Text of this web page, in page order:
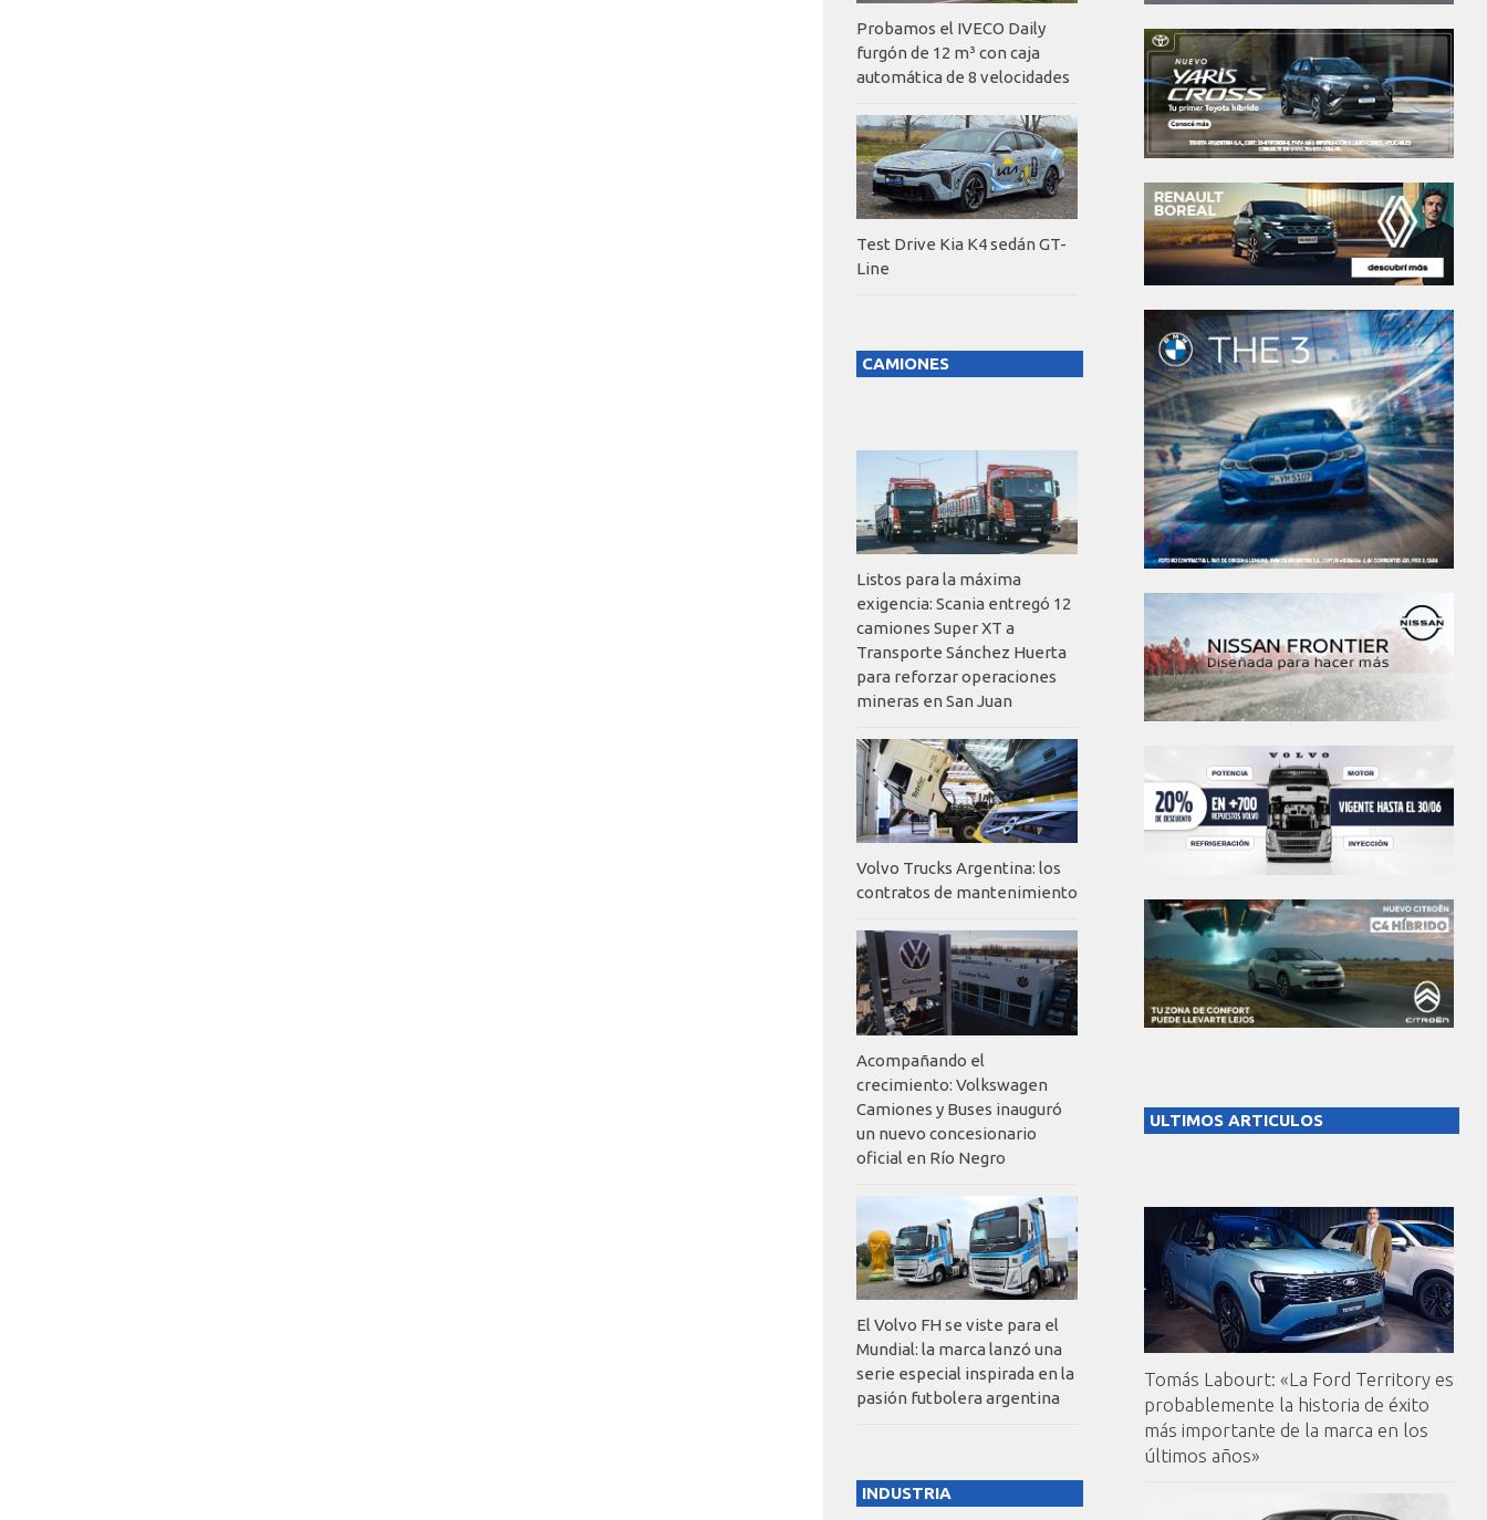
ULTIMOS ARTICULOS
Tomás Labourt: «La Ford Territory es
probablemente la historia de éxito
más importante de la marca en los
últimos años»
Probamos el IVECO Daily
furgón de 12 m³ con caja
automática de 8 velocidades
Test Drive Kia K4 sedán GT-
Line
CAMIONES
Listos para la máxima
exigencia: Scania entregó 12
camiones Super XT a
Transporte Sánchez Huerta
para reforzar operaciones
mineras en San Juan
Volvo Trucks Argentina: los
contratos de mantenimiento
Acompañando el
crecimiento: Volkswagen
Camiones y Buses inauguró
un nuevo concesionario
oficial en Río Negro
El Volvo FH se viste para el
Mundial: la marca lanzó una
serie especial inspirada en la
pasión futbolera argentina
INDUSTRIA